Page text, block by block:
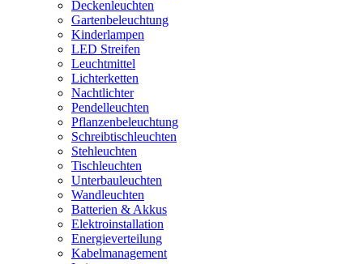
Deckenleuchten
Gartenbeleuchtung
Kinderlampen
LED Streifen
Leuchtmittel
Lichterketten
Nachtlichter
Pendelleuchten
Pflanzenbeleuchtung
Schreibtischleuchten
Stehleuchten
Tischleuchten
Unterbauleuchten
Wandleuchten
Batterien & Akkus
Elektroinstallation
Energieverteilung
Kabelmanagement